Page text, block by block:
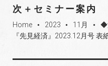
次＋セミナー案内
Home fiber_manual_record 2023 fiber_manual_record 11月 fiber_manual_record ◆
『先見経済』2023.12月号 表